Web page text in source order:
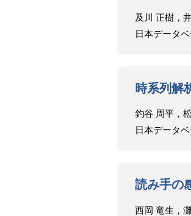
及川 正樹，
日本データ
時系列解
釣谷 周平，
日本データ
読み手の
西岡 竜生，